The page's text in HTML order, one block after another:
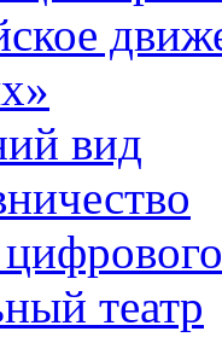
вид
театр